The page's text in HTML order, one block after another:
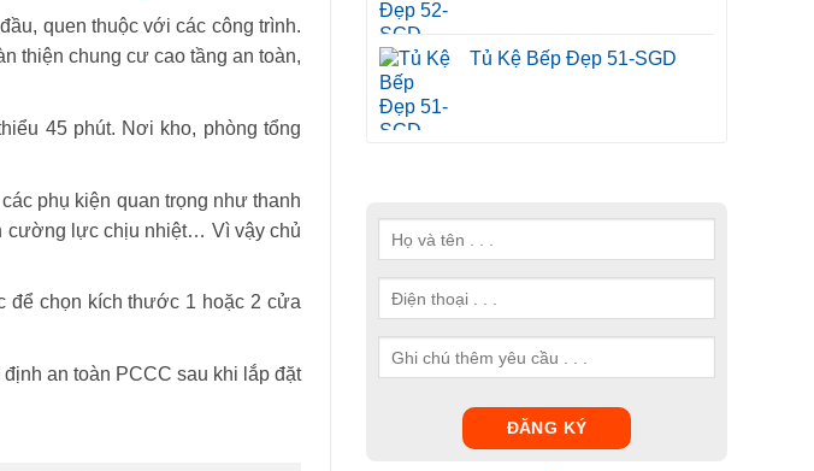
quen thuộc với các công trình.
thiện chung cư cao tầng an toàn,
45 phút. Nơi kho, phòng tổng
phụ kiện quan trọng như thanh
cường lực chịu nhiệt… Vì vậy chủ
để chọn kích thước 1 hoặc 2 cửa
an toàn PCCC sau khi lắp đặt
Tủ Kệ Bếp Đẹp 51-SGD